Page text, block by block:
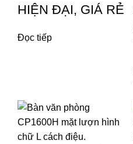
HIỆN ĐẠI, GIÁ RẺ
Đọc tiếp